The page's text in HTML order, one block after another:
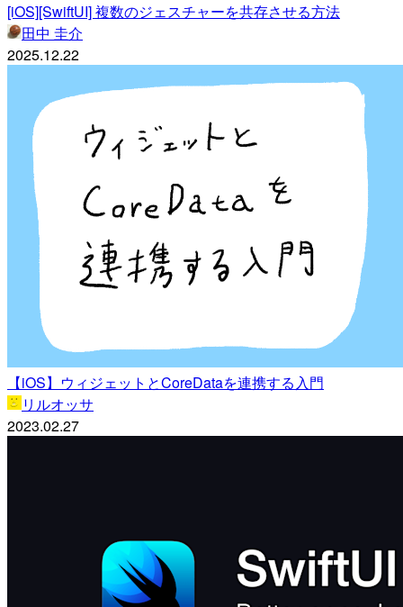
[iOS][SwiftUI] 複数のジェスチャーを共存させる方法
田中 圭介
2025.12.22
【iOS】ウィジェットとCoreDataを連携する入門
リルオッサ
2023.02.27